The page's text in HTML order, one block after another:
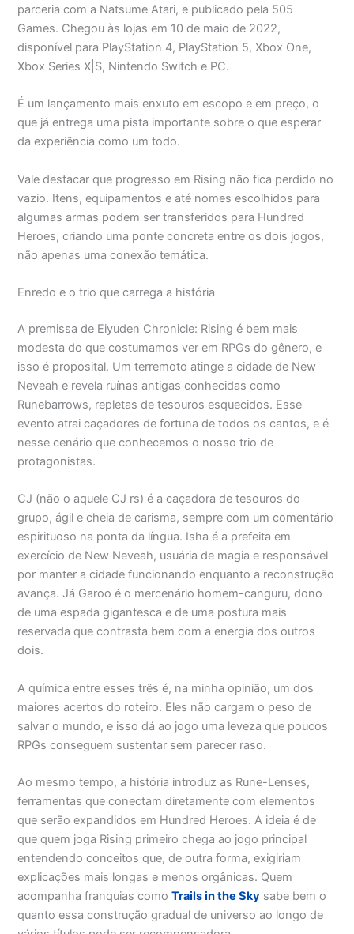
parceria com a Natsume Atari, e publicado pela 505
Games. Chegou às lojas em 10 de maio de 2022,
disponível para PlayStation 4, PlayStation 5, Xbox One,
Xbox Series X|S, Nintendo Switch e PC.
É um lançamento mais enxuto em escopo e em preço, o
que já entrega uma pista importante sobre o que esperar
da experiência como um todo.
Vale destacar que progresso em Rising não fica perdido no
vazio. Itens, equipamentos e até nomes escolhidos para
algumas armas podem ser transferidos para Hundred
Heroes, criando uma ponte concreta entre os dois jogos,
não apenas uma conexão temática.
Enredo e o trio que carrega a história
A premissa de Eiyuden Chronicle: Rising é bem mais
modesta do que costumamos ver em RPGs do gênero, e
isso é proposital. Um terremoto atinge a cidade de New
Neveah e revela ruínas antigas conhecidas como
Runebarrows, repletas de tesouros esquecidos. Esse
evento atrai caçadores de fortuna de todos os cantos, e é
nesse cenário que conhecemos o nosso trio de
protagonistas.
CJ (não o aquele CJ rs) é a caçadora de tesouros do
grupo, ágil e cheia de carisma, sempre com um comentário
espirituoso na ponta da língua. Isha é a prefeita em
exercício de New Neveah, usuária de magia e responsável
por manter a cidade funcionando enquanto a reconstrução
avança. Já Garoo é o mercenário homem-canguru, dono
de uma espada gigantesca e de uma postura mais
reservada que contrasta bem com a energia dos outros
dois.
A química entre esses três é, na minha opinião, um dos
maiores acertos do roteiro. Eles não cargam o peso de
salvar o mundo, e isso dá ao jogo uma leveza que poucos
RPGs conseguem sustentar sem parecer raso.
Ao mesmo tempo, a história introduz as Rune-Lenses,
ferramentas que conectam diretamente com elementos
que serão expandidos em Hundred Heroes. A ideia é de
que quem joga Rising primeiro chega ao jogo principal
entendendo conceitos que, de outra forma, exigiriam
explicações mais longas e menos orgânicas. Quem
acompanha franquias comoTrails in the Sky sabe bem o
quanto essa construção gradual de universo ao longo de